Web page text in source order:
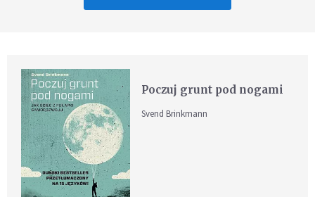
Poczuj grunt pod nogami
Svend Brinkmann